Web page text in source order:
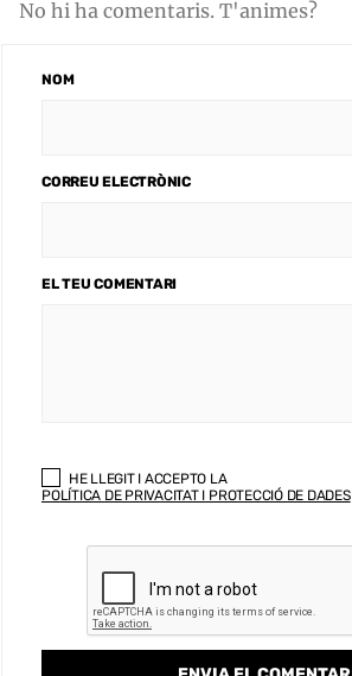
No hi ha comentaris. T'animes?
NOM
CORREU ELECTRÒNIC
EL TEU COMENTARI
HE LLEGIT I ACCEPTO LA
POLÍTICA DE PRIVACITAT I PROTECCIÓ DE DADES